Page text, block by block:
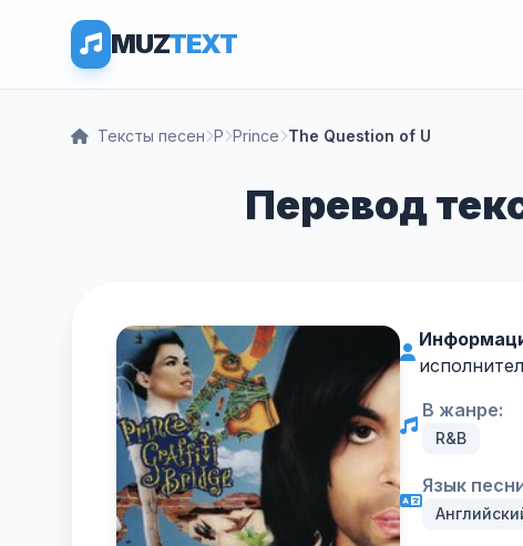
MUZTEXT
Тексты песен P Prince The Question of U
Перевод
В жанре:
R&B
Язык